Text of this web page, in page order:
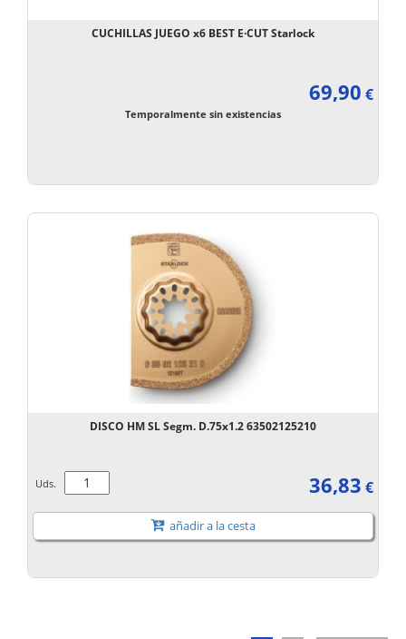
CUCHILLAS JUEGO x6 BEST E·CUT Starlock
69,90 €
Temporalmente sin existencias
DISCO HM SL Segm. D.75x1.2 63502125210
Uds. 36,83 €
añadir a la cesta